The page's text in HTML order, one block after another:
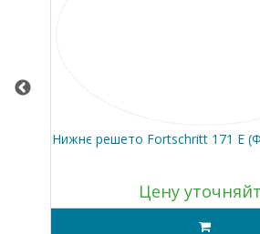
Нижнє решето Fortschritt 171 E
Цену